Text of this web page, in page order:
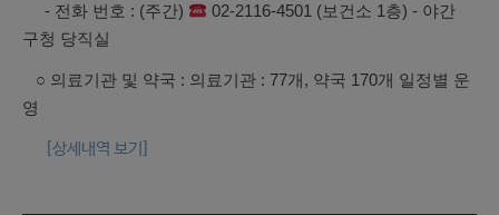
- 전화 번호 : (주간)
02-2116-4501 (보건소 1층) - 야간
구청 당직실
○ 의료기관 및 약국 : 의료기관 : 77개, 약국 170개 일정별 운
영
[상세내역 보기]